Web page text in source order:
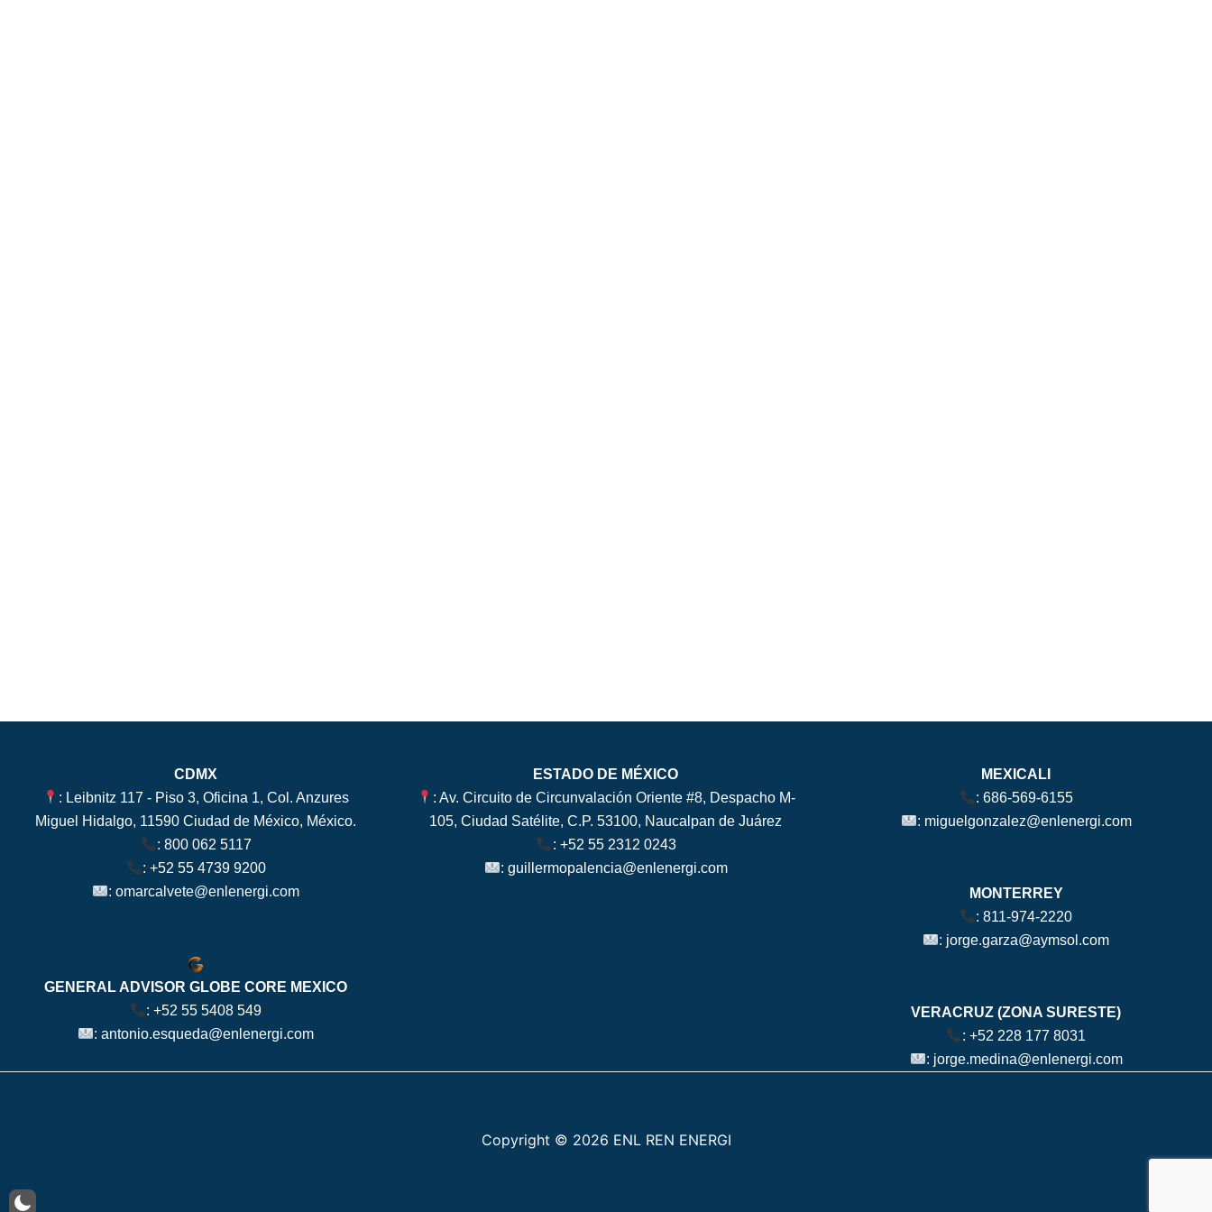
CDMX
: Leibnitz 117 - Piso 3, Oficina 1, Col. Anzures
Miguel Hidalgo, 11590 Ciudad de México, México.
: 800 062 5117
: +52 55 4739 9200
:omarcalvete@enlenergi.com
GENERAL ADVISOR GLOBE CORE MEXICO
:+52 55 5408 549
:antonio.esqueda@enlenergi.com
ESTADO DE MÉXICO
: Av. Circuito de Circunvalación Oriente #8, Despacho M-
105, Ciudad Satélite, C.P. 53100, Naucalpan de Juárez
: +52 55 2312 0243
:guillermopalencia@enlenergi.com
MEXICALI
: 686-569-6155
: miguelgonzalez@enlenergi.com
MONTERREY
:811-974-2220
: jorge.garza@aymsol.com
VERACRUZ (ZONA SURESTE)
:+52 228 177 8031
: jorge.medina@enlenergi.com
Copyright © 2026 ENL REN ENERGI